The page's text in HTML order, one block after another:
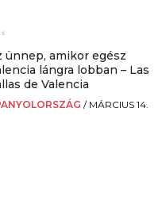
ünnep, amikor egész
lángra lobban – Las
de Valencia
/ MÁRCIUS 14.